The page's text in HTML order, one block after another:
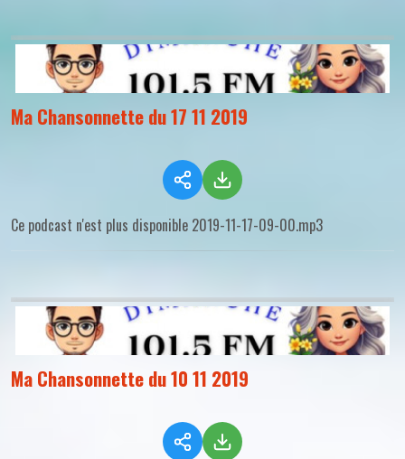
Ma Chansonnette du 17 11 2019
Ce podcast n'est plus disponible 2019-11-17-09-00.mp3
Ma Chansonnette du 10 11 2019